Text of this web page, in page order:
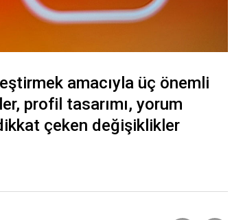
amacıyla üç önemli
profil tasarımı, yorum
çeken değişiklikler